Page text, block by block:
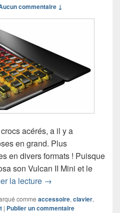
commentaire ↓
acérés, a il y a
en grand. Plus
en divers formats ! Puisque
son Vulcan II Mini et le
la lecture Chronique clavier
→
comme accessoire, clavier,
| Publier un commentaire